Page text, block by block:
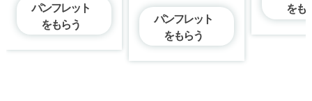
パンフレット
をもらう
パンフレット
をもらう
をも